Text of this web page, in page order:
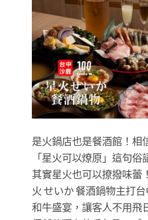
是火鍋店也是餐酒館！相
「星火可以燎原」這句俗
其實星火也可以撩撥味蕾
火 せいか 餐酒鍋物主打
和牛盛宴，讓客人不用飛